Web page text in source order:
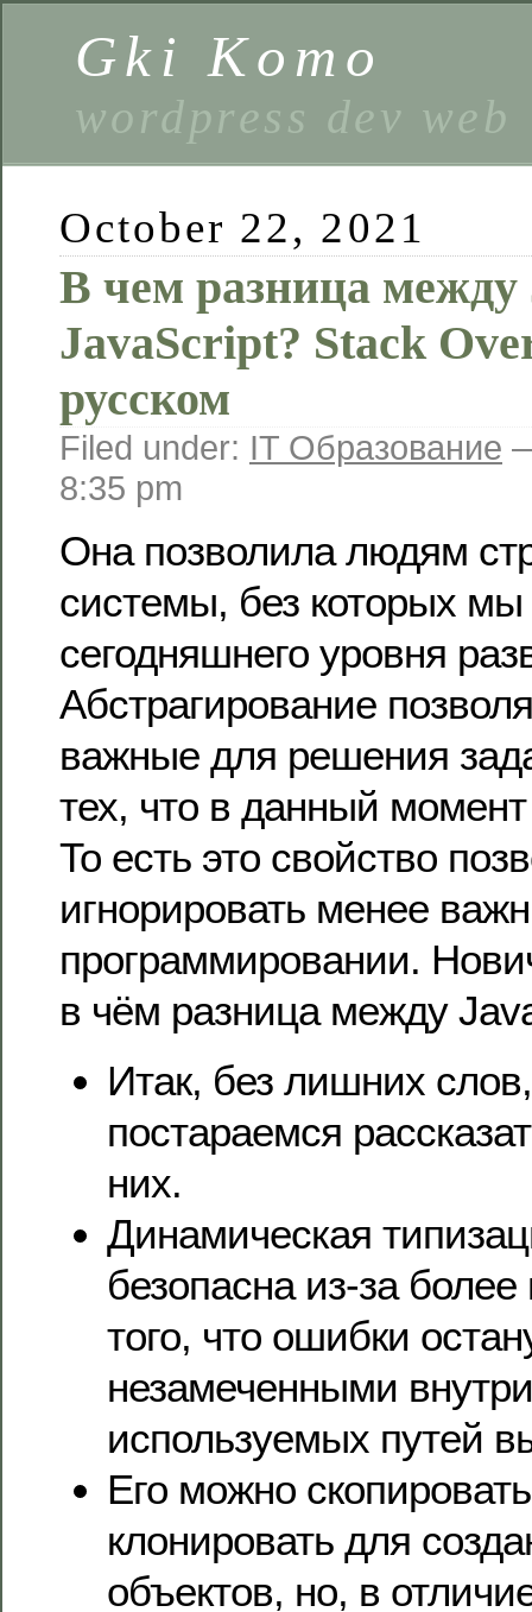
Gki Komo
wordpress dev web
October 22, 2021
В чем разница между
JavaScript? Stack
русском
Filed under: IT Образование
8:35 pm
Она позволила людям
системы, без которых
сегодняшнего уровня
Абстрагирование
важные для решения
тех, что в данный
То есть это свойство
игнорировать менее
программировании.
в чём разница между
Итак, без лишних
постараемся
них.
Динамическая
безопасна из-за более
того, что ошибки
незамеченными
используемых путей
Его можно
клонировать для
объектов, но, в